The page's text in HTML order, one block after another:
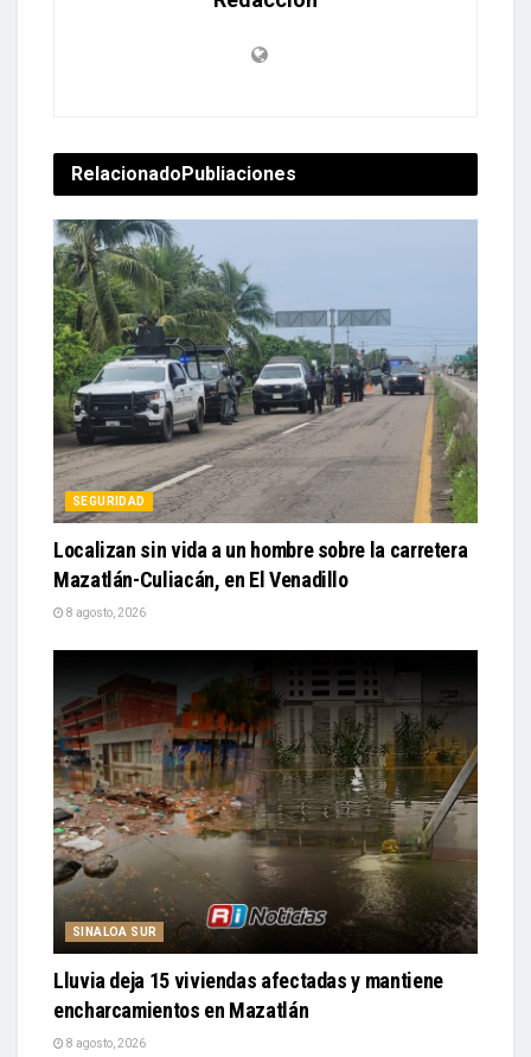
RelacionadoPubliaciones
SEGURIDAD
Localizan sin vida a un hombre sobre la carretera
Mazatlán-Culiacán, en El Venadillo
8 agosto, 2026
SINALOA SUR
Lluvia deja 15 viviendas afectadas y mantiene
encharcamientos en Mazatlán
8 agosto, 2026